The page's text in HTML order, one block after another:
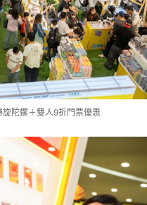
陀螺＋雙人9折門票優惠